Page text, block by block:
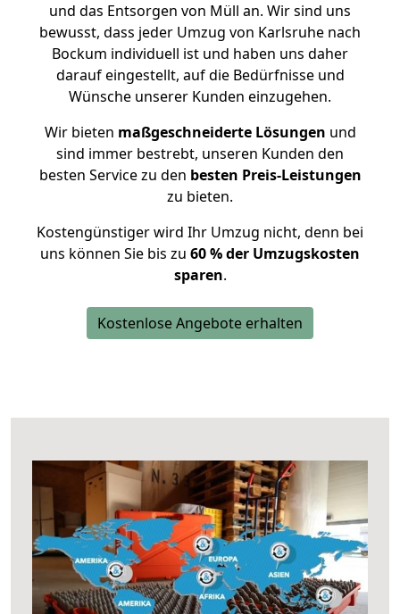
und das Entsorgen von Müll an. Wir sind uns
bewusst, dass jeder Umzug von Karlsruhe nach
Bockum individuell ist und haben uns daher
darauf eingestellt, auf die Bedürfnisse und
Wünsche unserer Kunden einzugehen.
Wir bieten maßgeschneiderte Lösungen und
sind immer bestrebt, unseren Kunden den
besten Service zu den besten Preis-Leistungen
zu bieten.
Kostengünstiger wird Ihr Umzug nicht, denn bei
uns können Sie bis zu 60 % der Umzugskosten
sparen.
Kostenlose Angebote erhalten